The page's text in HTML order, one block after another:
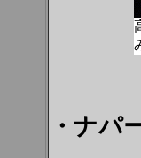
・ナパ